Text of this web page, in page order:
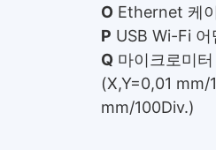
O Ethernet 케
P USB Wi-Fi
Q 마이크로미
(X,Y=0,01
mm/100Div.)